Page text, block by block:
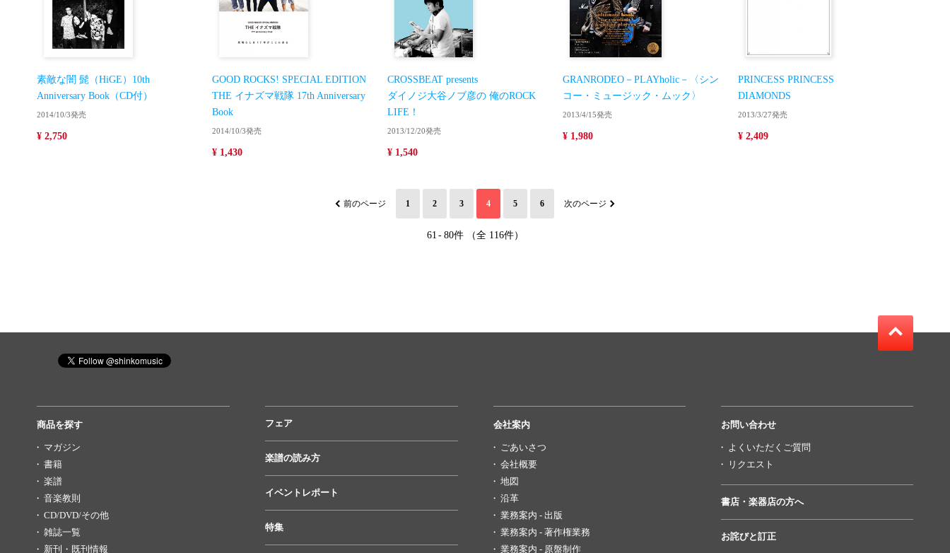
素敵な闇 髭（HiGE）10th
Anniversary Book（CD付）
2014/10/3発売
¥ 2,750
GOOD ROCKS! SPECIAL EDITION
THE イナズマ戦隊 17th Anniversary
Book
2014/10/3発売
¥ 1,430
CROSSBEAT presents
ダイノジ大谷ノブ彦の 俺のROCK
LIFE！
2013/12/20発売
¥ 1,540
GRANRODEO－PLAYholic－〈シン
コー・ミュージック・ムック〉
2013/4/15発売
¥ 1,980
PRINCESS PRINCESS
DIAMONDS
2013/3/27発売
¥ 2,409
前のページ 1 2 3 4 5 6 次のページ
61 - 80件 （全 116件）
商品を探す
マガジン
書籍
楽譜
音楽教則
CD/DVD/その他
雑誌一覧
新刊・既刊情報
フェア
楽譜の読み方
イベントレポート
特集
会社案内
ごあいさつ
会社概要
地図
沿革
業務案内 - 出版
業務案内 - 著作権業務
業務案内 - 原盤制作
お問い合わせ
よくいただくご質問
リクエスト
書店・楽器店の方へ
お詫びと訂正